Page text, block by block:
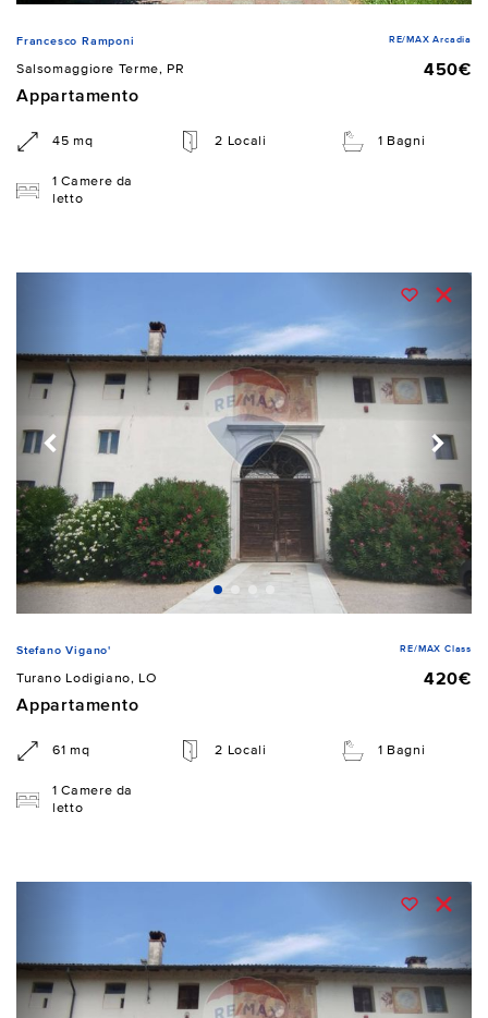
Francesco Ramponi RE/MAX Arcadia
Salsomaggiore Terme, PR
450€
Appartamento
45 mq 2 Locali 1 Bagni
1 Camere da
letto
Stefano Vigano' RE/MAX Class
Turano Lodigiano, LO
420€
Appartamento
61 mq 2 Locali 1 Bagni
1 Camere da
letto